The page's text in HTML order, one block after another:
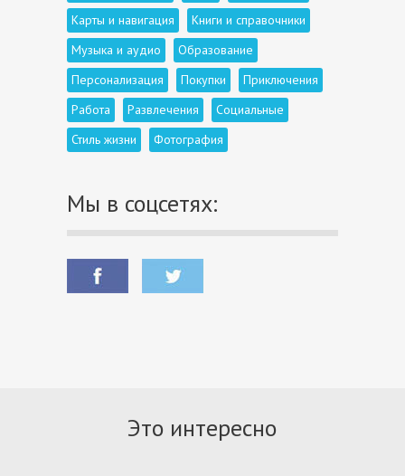
Карты и навигация
Книги и справочники
Музыка и аудио
Образование
Персонализация
Покупки
Приключения
Работа
Развлечения
Социальные
Стиль жизни
Фотография
Мы в соцсетях:
Это интересно